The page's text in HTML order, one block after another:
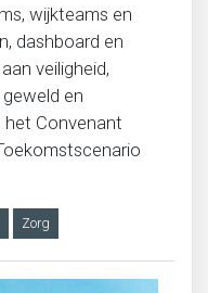
wijkteams en
dashboard en
veiligheid,
en
het Convenant
Zorg